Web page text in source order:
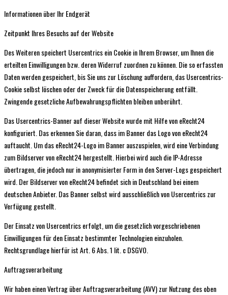
Informationen über Ihr Endgerät
Zeitpunkt Ihres Besuchs auf der Website
Des Weiteren speichert Usercentrics ein Cookie in Ihrem Browser, um Ihnen die
erteilten Einwilligungen bzw. deren Widerruf zuordnen zu können. Die so erfassten
Daten werden gespeichert, bis Sie uns zur Löschung auffordern, das Usercentrics-
Cookie selbst löschen oder der Zweck für die Datenspeicherung entfällt.
Zwingende gesetzliche Aufbewahrungspflichten bleiben unberührt.
Das Usercentrics-Banner auf dieser Website wurde mit Hilfe von eRecht24
konfiguriert. Das erkennen Sie daran, dass im Banner das Logo von eRecht24
auftaucht. Um das eRecht24-Logo im Banner auszuspielen, wird eine Verbindung
zum Bildserver von eRecht24 hergestellt. Hierbei wird auch die IP-Adresse
übertragen, die jedoch nur in anonymisierter Form in den Server-Logs gespeichert
wird. Der Bildserver von eRecht24 befindet sich in Deutschland bei einem
deutschen Anbieter. Das Banner selbst wird ausschließlich von Usercentrics zur
Verfügung gestellt.
Der Einsatz von Usercentrics erfolgt, um die gesetzlich vorgeschriebenen
Einwilligungen für den Einsatz bestimmter Technologien einzuholen.
Rechtsgrundlage hierfür ist Art. 6 Abs. 1 lit. c DSGVO.
Auftragsverarbeitung
Wir haben einen Vertrag über Auftragsverarbeitung (AVV) zur Nutzung des oben